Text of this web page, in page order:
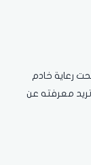
رعاية خادم
تريد معرفته عن